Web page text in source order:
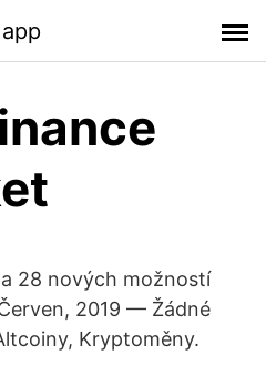
28 nových možností
2019 — Žádné
Kryptoměny.